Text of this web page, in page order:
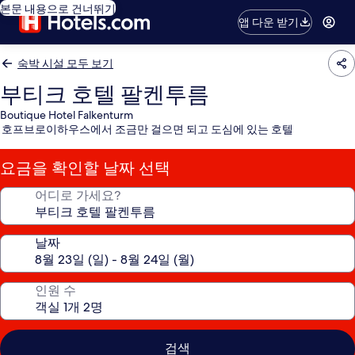
본문 내용으로 건너뛰기
앱 다운 받기
숙박 시설 모두 보기
부티크 호텔 팔켄투름
Boutique Hotel Falkenturm
호프브로이하우스에서 조금만 걸으면 되고 도심에 있는 호텔
요금을 확인할 날짜 선택
어디로 가세요?
날짜
인원 수
검색